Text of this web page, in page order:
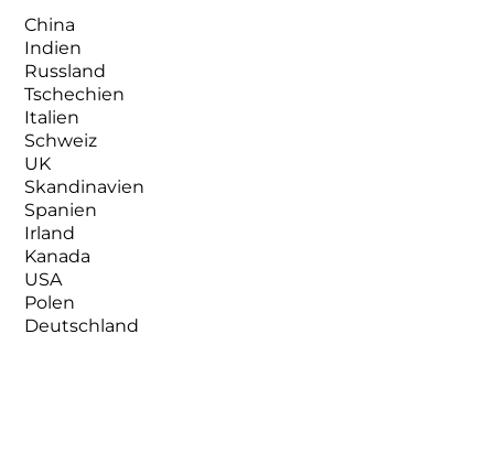
China
Indien
Russland
Tschechien
Italien
Schweiz
UK
Skandinavien
Spanien
Irland
Kanada
USA
Polen
Deutschland